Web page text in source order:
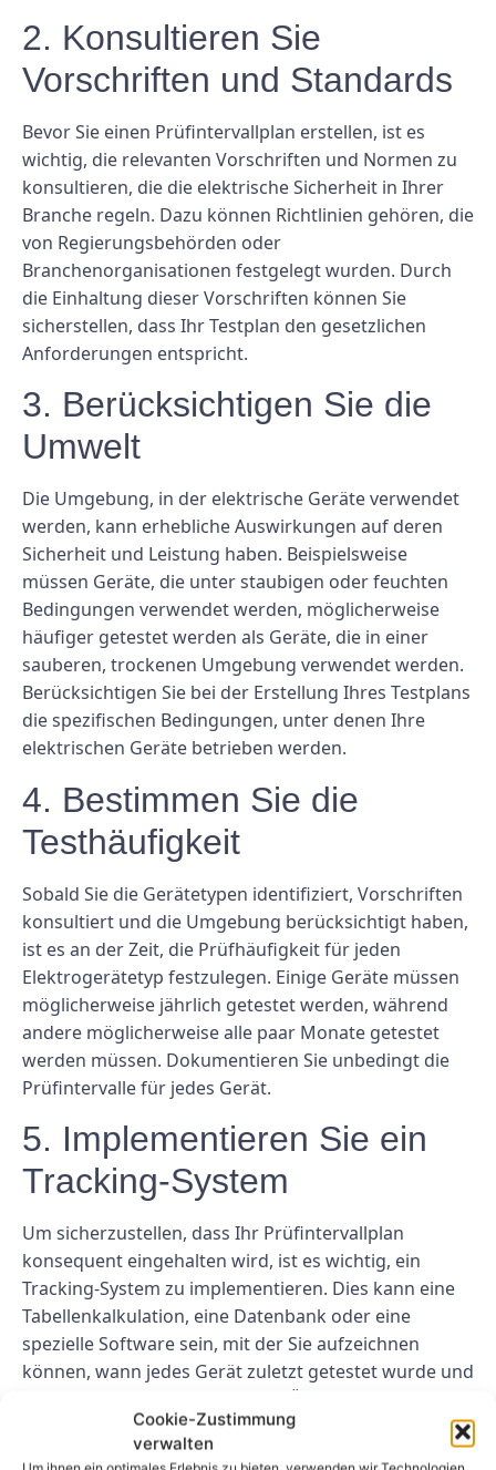
Cookie-Zustimmung
verwalten
2. Konsultieren Sie
Vorschriften und Standards
Bevor Sie einen Prüfintervallplan erstellen, ist es
wichtig, die relevanten Vorschriften und Normen zu
konsultieren, die die elektrische Sicherheit in Ihrer
Branche regeln. Dazu können Richtlinien gehören, die
von Regierungsbehörden oder
Branchenorganisationen festgelegt wurden. Durch
die Einhaltung dieser Vorschriften können Sie
sicherstellen, dass Ihr Testplan den gesetzlichen
Anforderungen entspricht.
3. Berücksichtigen Sie die
Umwelt
Die Umgebung, in der elektrische Geräte verwendet
werden, kann erhebliche Auswirkungen auf deren
Sicherheit und Leistung haben. Beispielsweise
müssen Geräte, die unter staubigen oder feuchten
Bedingungen verwendet werden, möglicherweise
häufiger getestet werden als Geräte, die in einer
sauberen, trockenen Umgebung verwendet werden.
Berücksichtigen Sie bei der Erstellung Ihres Testplans
die spezifischen Bedingungen, unter denen Ihre
elektrischen Geräte betrieben werden.
4. Bestimmen Sie die
Testhäufigkeit
Sobald Sie die Gerätetypen identifiziert, Vorschriften
konsultiert und die Umgebung berücksichtigt haben,
ist es an der Zeit, die Prüfhäufigkeit für jeden
Elektrogerätetyp festzulegen. Einige Geräte müssen
möglicherweise jährlich getestet werden, während
andere möglicherweise alle paar Monate getestet
werden müssen. Dokumentieren Sie unbedingt die
Prüfintervalle für jedes Gerät.
5. Implementieren Sie ein
Tracking-System
Um sicherzustellen, dass Ihr Prüfintervallplan
konsequent eingehalten wird, ist es wichtig, ein
Tracking-System zu implementieren. Dies kann eine
Tabellenkalkulation, eine Datenbank oder eine
spezielle Software sein, mit der Sie aufzeichnen
können, wann jedes Gerät zuletzt getestet wurde und
aktualisieren Sie dieses Trackingsystem regelmäßig,
um den Überblick über Ihren Testplan zu behalten.